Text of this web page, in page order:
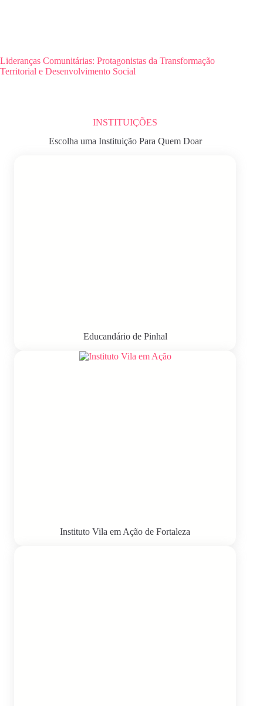
Lideranças Comunitárias: Protagonistas da Transformação
Territorial e Desenvolvimento Social
INSTITUIÇÕES
Escolha uma Instituição Para Quem Doar
Educandário de Pinhal
Instituto Vila em Ação de Fortaleza